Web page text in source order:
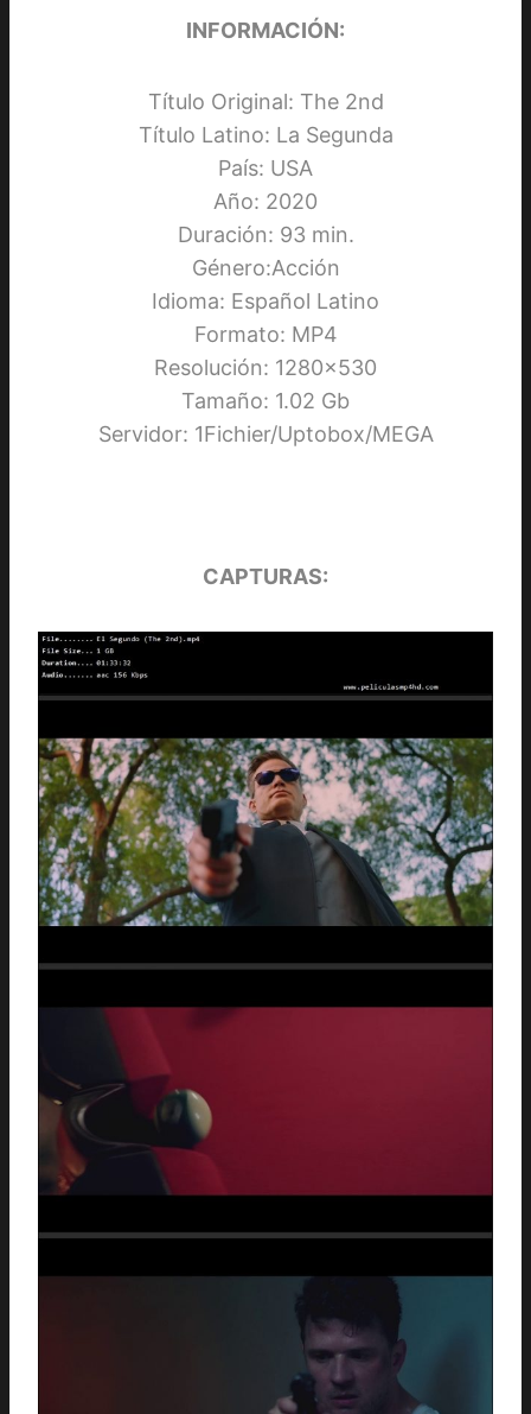
INFORMACIÓN:
Título Original: The 2nd
Título Latino: La Segunda
País: USA
Año: 2020
Duración: 93 min.
Género:Acción
Idioma: Español Latino
Formato: MP4
Resolución: 1280×530
Tamaño: 1.02 Gb
Servidor: 1Fichier/Uptobox/MEGA
CAPTURAS: